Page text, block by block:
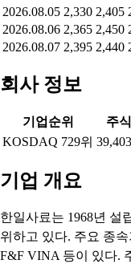
2026.08.05 2,330 2,405
2026.08.06 2,365 2,450
2026.08.07 2,395 2,440
회사 정보
기업순위 주
KOSDAQ 729위
기업 개요
한일사료는 1968년 설
위하고 있다. 주요 종
F&F VINA 등이 있다.